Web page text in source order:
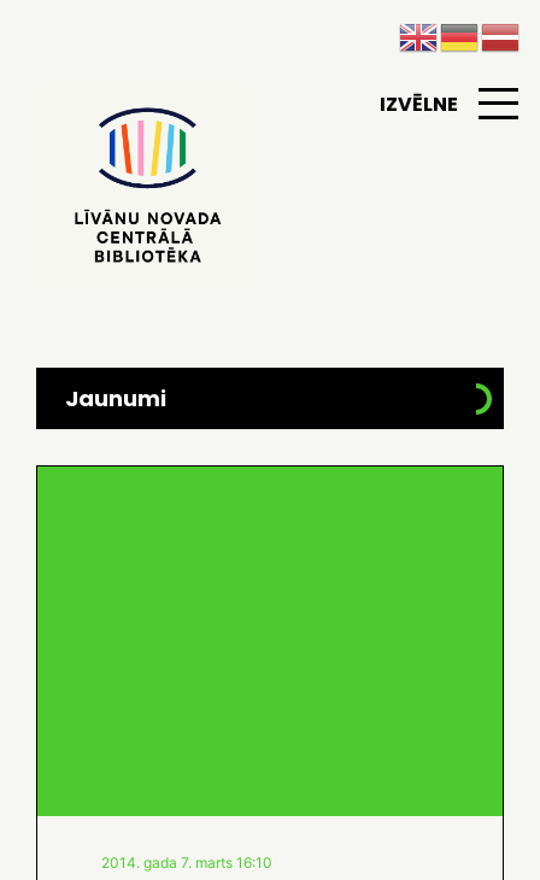
IZVĒLNE
Jaunumi
2014. gada 7. marts 16:10